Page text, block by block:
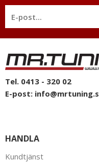
Tel. 0413 - 320 02
E-post:
HANDLA
Kundtjänst